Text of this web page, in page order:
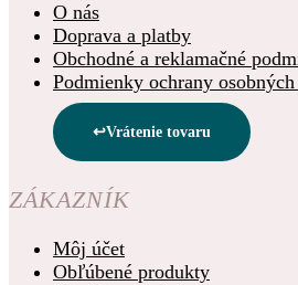
O nás
Doprava a platby
Obchodné a reklamačné
Podmienky ochrany
Vrátenie tovaru
ZÁKAZNÍK
Môj účet
Obľúbené produkty